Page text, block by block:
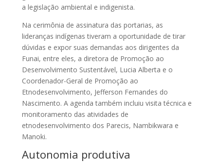
a legislação ambiental e indigenista.
Na cerimônia de assinatura das portarias, as
lideranças indígenas tiveram a oportunidade de tirar
dúvidas e expor suas demandas aos dirigentes da
Funai, entre eles, a diretora de Promoção ao
Desenvolvimento Sustentável, Lucia Alberta e o
Coordenador-Geral de Promoção ao
Etnodesenvolvimento, Jefferson Fernandes do
Nascimento. A agenda também incluiu visita técnica e
monitoramento das atividades de
etnodesenvolvimento dos Parecis, Nambikwara e
Manoki.
Autonomia produtiva